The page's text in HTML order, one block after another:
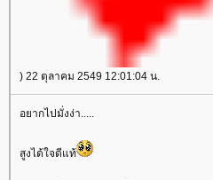
) 22 ตุลาคม 2549 12:01:04 น.
อยากไปมั่งง่า.....
สูงได้ใจดีแท้